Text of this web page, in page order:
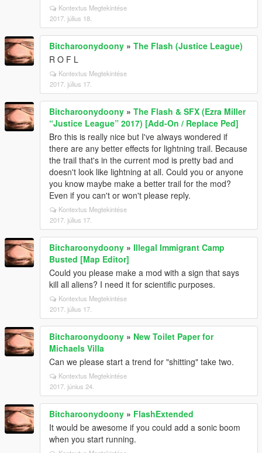
Kontextus Megtekintése
2017. július 18.
Bitcharoonydoony » The Flash (Justice League)
R O F L
Kontextus Megtekintése
2017. július 17.
Bitcharoonydoony » The Flash & SFX (Ezra Miller
“Justice League” 2017) [Add-On / Replace Ped]
Bro this is really nice but I've always wondered if
there are any better effects for lightning trail. Because
the trail that's in the current mod is pretty bad and
doesn't look like lightning at all. Could you or anyone
you know maybe make a better trail for the mod?
Even if you can't or won't please reply.
Kontextus Megtekintése
2017. július 17.
Bitcharoonydoony » Illegal Immigrant Camp
Busted [Map Editor]
Could you please make a mod with a sign that says
kill all aliens? I need it for scientific purposes.
Kontextus Megtekintése
2017. július 17.
Bitcharoonydoony » New Toilet Paper for
Michaels Villa
Can we please start a trend for "shitting" take two.
Kontextus Megtekintése
2017. június 24.
Bitcharoonydoony » FlashExtended
It would be awesome if you could add a sonic boom
when you start running.